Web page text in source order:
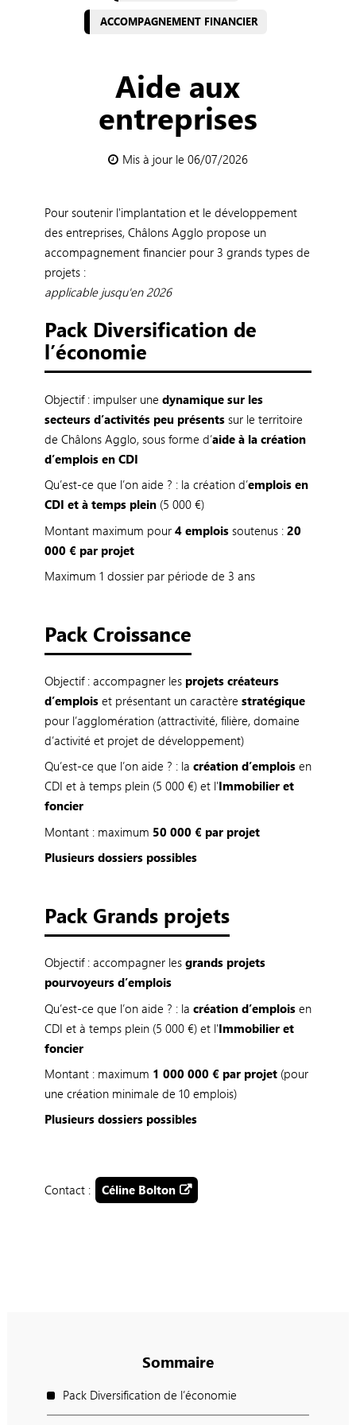
ACCOMPAGNEMENT FINANCIER
Aide aux
entreprises
Mis à jour le 06/07/2026
Pour soutenir l'implantation et le développement
des entreprises, Châlons Agglo propose un
accompagnement financier pour 3 grands types de
projets :
applicable jusqu'en 2026
Pack Diversification de
l’économie
Objectif : impulser une dynamique sur les
secteurs d’activités peu présentssur le territoire
de Châlons Agglo, sous forme d’aide à la création
d’emplois en CDI
Qu’est-ce que l’on aide ? : la création d’emplois en
CDI et à temps plein(5 000 €)
Montant maximum pour 4 emploissoutenus : 20
000 € par projet
Maximum 1 dossier par période de 3 ans
Pack Croissance
Objectif : accompagner les projets créateurs
d’emploiset présentant un caractère stratégique
pour l’agglomération (attractivité, filière, domaine
d’activité et projet de développement)
Qu’est-ce que l’on aide ? : la création d’emplois en
CDI et à temps plein (5 000 €) et l'Immobilier et
foncier
Montant : maximum 50 000 € par projet
Plusieurs dossiers possibles
Pack Grands projets
Objectif : accompagner les grands projets
pourvoyeurs d’emplois
Qu’est-ce que l’on aide ? : la création d’emploisen
CDI et à temps plein (5 000 €) et l'Immobilier et
foncier
Montant : maximum 1 000 000 € par projet(pour
une création minimale de 10 emplois)
Plusieurs dossiers possibles
Contact : Céline Bolton
Sommaire
Pack Diversification de l’économie